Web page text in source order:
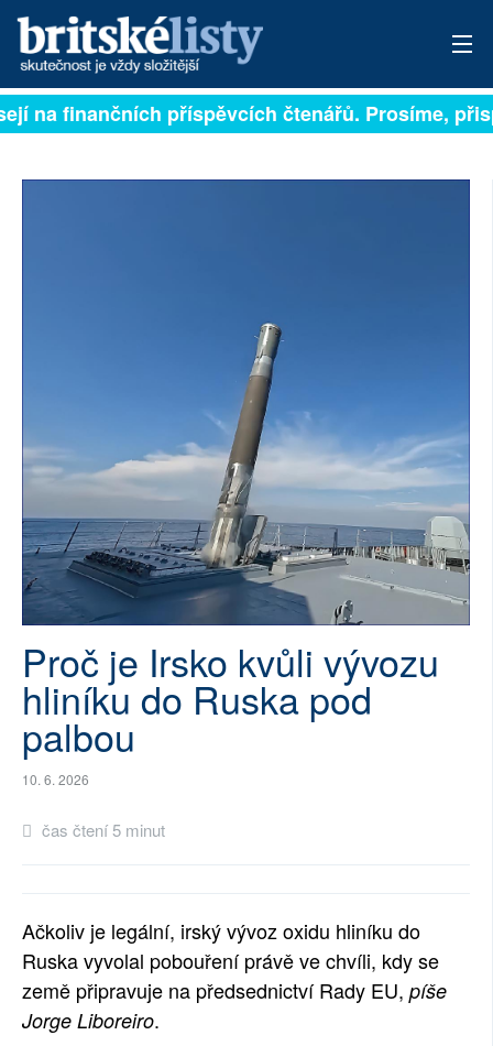
PŘIHLÁSIT
PŘÍSPĚVKY NA PROVOZ
SOCIÁLNÍ SÍTĚ
RUBRIKY
PLNÁ VERZE STRÁNEK
na finančních příspěvcích čtenářů. Prosíme,
Proč je Irsko kvůli vývozu
hliníku do Ruska pod
palbou
10. 6. 2026
čas čtení 5 minut
Ačkoliv je legální, irský vývoz oxidu hliníku do
Ruska vyvolal pobouření právě ve chvíli, kdy se
země připravuje na předsednictví Rady EU, píše
Jorge Liboreiro.